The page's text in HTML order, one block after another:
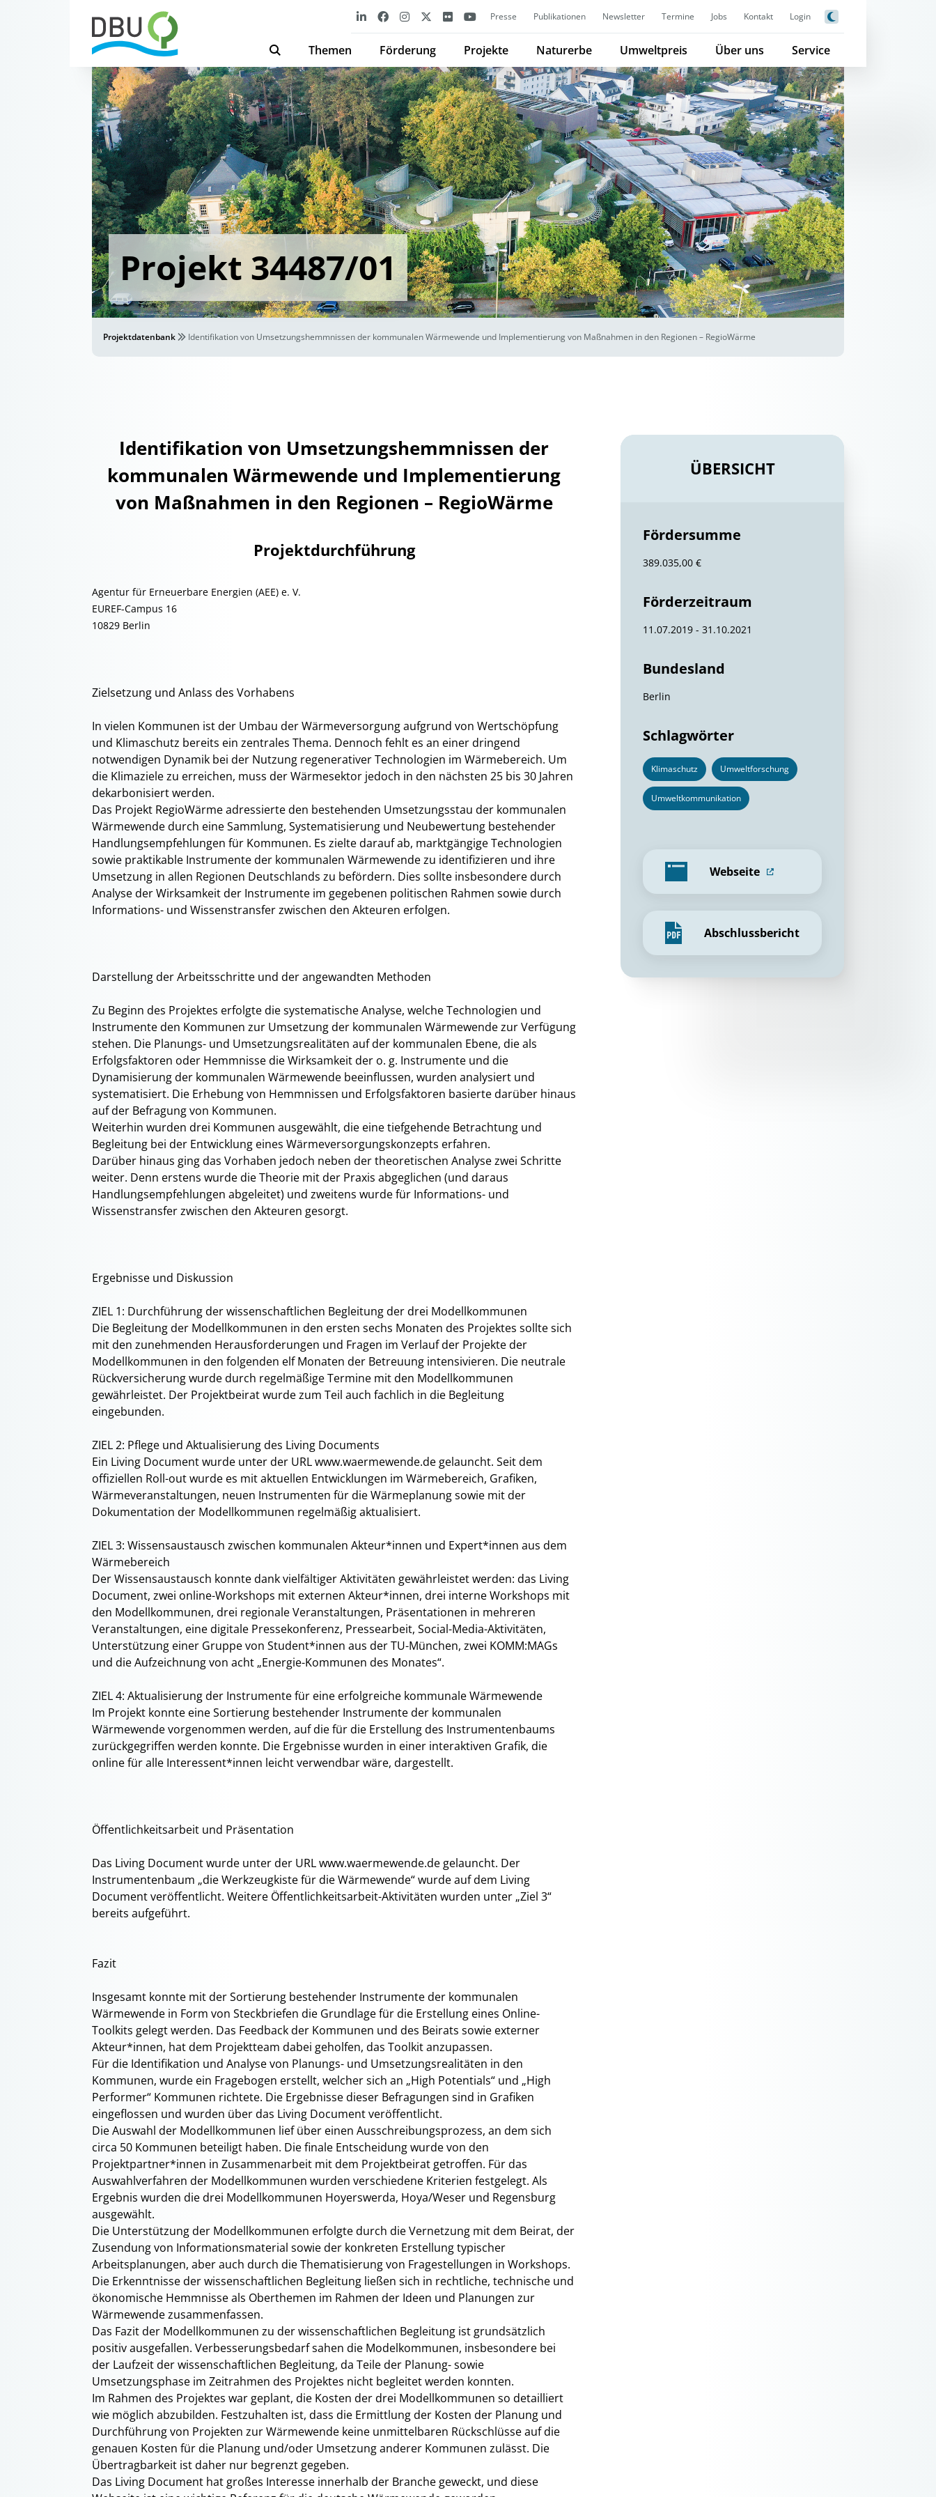
Presse Publikationen Newsletter Termine Jobs Kontakt Login
Themen Förderung Projekte Naturerbe Umweltpreis Über uns Service
Projekt 34487/01
Projektdatenbank Identifikation von Umsetzungshemmnissen der kommunalen Wärmewende und Implementierung von Maßnahmen in den Regionen – RegioWärme
Identifikation von Umsetzungshemmnissen der
kommunalen Wärmewende und Implementierung
von Maßnahmen in den Regionen – RegioWärme
Projektdurchführung
Agentur für Erneuerbare Energien (AEE) e. V.
EUREF-Campus 16
10829 Berlin
Zielsetzung und Anlass des Vorhabens
In vielen Kommunen ist der Umbau der Wärmeversorgung aufgrund von Wertschöpfung
und Klimaschutz bereits ein zentrales Thema. Dennoch fehlt es an einer dringend
notwendigen Dynamik bei der Nutzung regenerativer Technologien im Wärmebereich. Um
die Klimaziele zu erreichen, muss der Wärmesektor jedoch in den nächsten 25 bis 30 Jahren
dekarbonisiert werden.
Das Projekt RegioWärme adressierte den bestehenden Umsetzungsstau der kommunalen
Wärmewende durch eine Sammlung, Systematisierung und Neubewertung bestehender
Handlungsempfehlungen für Kommunen. Es zielte darauf ab, marktgängige Technologien
sowie praktikable Instrumente der kommunalen Wärmewende zu identifizieren und ihre
Umsetzung in allen Regionen Deutschlands zu befördern. Dies sollte insbesondere durch
Analyse der Wirksamkeit der Instrumente im gegebenen politischen Rahmen sowie durch
Informations- und Wissenstransfer zwischen den Akteuren erfolgen.
Darstellung der Arbeitsschritte und der angewandten Methoden
Zu Beginn des Projektes erfolgte die systematische Analyse, welche Technologien und
Instrumente den Kommunen zur Umsetzung der kommunalen Wärmewende zur Verfügung
stehen. Die Planungs- und Umsetzungsrealitäten auf der kommunalen Ebene, die als
Erfolgsfaktoren oder Hemmnisse die Wirksamkeit der o. g. Instrumente und die
Dynamisierung der kommunalen Wärmewende beeinflussen, wurden analysiert und
systematisiert. Die Erhebung von Hemmnissen und Erfolgsfaktoren basierte darüber hinaus
auf der Befragung von Kommunen.
Weiterhin wurden drei Kommunen ausgewählt, die eine tiefgehende Betrachtung und
Begleitung bei der Entwicklung eines Wärmeversorgungskonzepts erfahren.
Darüber hinaus ging das Vorhaben jedoch neben der theoretischen Analyse zwei Schritte
weiter. Denn erstens wurde die Theorie mit der Praxis abgeglichen (und daraus
Handlungsempfehlungen abgeleitet) und zweitens wurde für Informations- und
Wissenstransfer zwischen den Akteuren gesorgt.
Ergebnisse und Diskussion
ZIEL 1: Durchführung der wissenschaftlichen Begleitung der drei Modellkommunen
Die Begleitung der Modellkommunen in den ersten sechs Monaten des Projektes sollte sich
mit den zunehmenden Herausforderungen und Fragen im Verlauf der Projekte der
Modellkommunen in den folgenden elf Monaten der Betreuung intensivieren. Die neutrale
Rückversicherung wurde durch regelmäßige Termine mit den Modellkommunen
gewährleistet. Der Projektbeirat wurde zum Teil auch fachlich in die Begleitung
eingebunden.
ZIEL 2: Pflege und Aktualisierung des Living Documents
Ein Living Document wurde unter der URL www.waermewende.de gelauncht. Seit dem
offiziellen Roll-out wurde es mit aktuellen Entwicklungen im Wärmebereich, Grafiken,
Wärmeveranstaltungen, neuen Instrumenten für die Wärmeplanung sowie mit der
Dokumentation der Modellkommunen regelmäßig aktualisiert.
ZIEL 3: Wissensaustausch zwischen kommunalen Akteur*innen und Expert*innen aus dem
Wärmebereich
Der Wissensaustausch konnte dank vielfältiger Aktivitäten gewährleistet werden: das Living
Document, zwei online-Workshops mit externen Akteur*innen, drei interne Workshops mit
den Modellkommunen, drei regionale Veranstaltungen, Präsentationen in mehreren
Veranstaltungen, eine digitale Pressekonferenz, Pressearbeit, Social-Media-Aktivitäten,
Unterstützung einer Gruppe von Student*innen aus der TU-München, zwei KOMM:MAGs
und die Aufzeichnung von acht „Energie-Kommunen des Monates“.
ZIEL 4: Aktualisierung der Instrumente für eine erfolgreiche kommunale Wärmewende
Im Projekt konnte eine Sortierung bestehender Instrumente der kommunalen
Wärmewende vorgenommen werden, auf die für die Erstellung des Instrumentenbaums
zurückgegriffen werden konnte. Die Ergebnisse wurden in einer interaktiven Grafik, die
online für alle Interessent*innen leicht verwendbar wäre, dargestellt.
Öffentlichkeitsarbeit und Präsentation
Das Living Document wurde unter der URL www.waermewende.de gelauncht. Der
Instrumentenbaum „die Werkzeugkiste für die Wärmewende“ wurde auf dem Living
Document veröffentlicht. Weitere Öffentlichkeitsarbeit-Aktivitäten wurden unter „Ziel 3“
bereits aufgeführt.
Fazit
Insgesamt konnte mit der Sortierung bestehender Instrumente der kommunalen
Wärmewende in Form von Steckbriefen die Grundlage für die Erstellung eines Online-
Toolkits gelegt werden. Das Feedback der Kommunen und des Beirats sowie externer
Akteur*innen, hat dem Projektteam dabei geholfen, das Toolkit anzupassen.
Für die Identifikation und Analyse von Planungs- und Umsetzungsrealitäten in den
Kommunen, wurde ein Fragebogen erstellt, welcher sich an „High Potentials“ und „High
Performer“ Kommunen richtete. Die Ergebnisse dieser Befragungen sind in Grafiken
eingeflossen und wurden über das Living Document veröffentlicht.
Die Auswahl der Modellkommunen lief über einen Ausschreibungsprozess, an dem sich
circa 50 Kommunen beteiligt haben. Die finale Entscheidung wurde von den
Projektpartner*innen in Zusammenarbeit mit dem Projektbeirat getroffen. Für das
Auswahlverfahren der Modellkommunen wurden verschiedene Kriterien festgelegt. Als
Ergebnis wurden die drei Modellkommunen Hoyerswerda, Hoya/Weser und Regensburg
ausgewählt.
Die Unterstützung der Modellkommunen erfolgte durch die Vernetzung mit dem Beirat, der
Zusendung von Informationsmaterial sowie der konkreten Erstellung typischer
Arbeitsplanungen, aber auch durch die Thematisierung von Fragestellungen in Workshops.
Die Erkenntnisse der wissenschaftlichen Begleitung ließen sich in rechtliche, technische und
ökonomische Hemmnisse als Oberthemen im Rahmen der Ideen und Planungen zur
Wärmewende zusammenfassen.
Das Fazit der Modellkommunen zu der wissenschaftlichen Begleitung ist grundsätzlich
positiv ausgefallen. Verbesserungsbedarf sahen die Modelkommunen, insbesondere bei
der Laufzeit der wissenschaftlichen Begleitung, da Teile der Planung- sowie
Umsetzungsphase im Zeitrahmen des Projektes nicht begleitet werden konnten.
Im Rahmen des Projektes war geplant, die Kosten der drei Modellkommunen so detailliert
wie möglich abzubilden. Festzuhalten ist, dass die Ermittlung der Kosten der Planung und
Durchführung von Projekten zur Wärmewende keine unmittelbaren Rückschlüsse auf die
genauen Kosten für die Planung und/oder Umsetzung anderer Kommunen zulässt. Die
Übertragbarkeit ist daher nur begrenzt gegeben.
Das Living Document hat großes Interesse innerhalb der Branche geweckt, und diese
ÜBERSICHT
Fördersumme
389.035,00 €
Förderzeitraum
11.07.2019 - 31.10.2021
Bundesland
Berlin
Schlagwörter
Klimaschutz Umweltforschung
Umweltkommunikation
Webseite
Abschlussbericht